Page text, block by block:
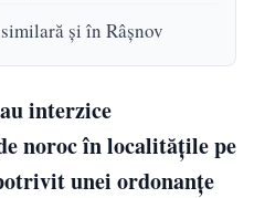
și în Râșnov
interzice
noroc în localitățile pe
unei ordonanțe